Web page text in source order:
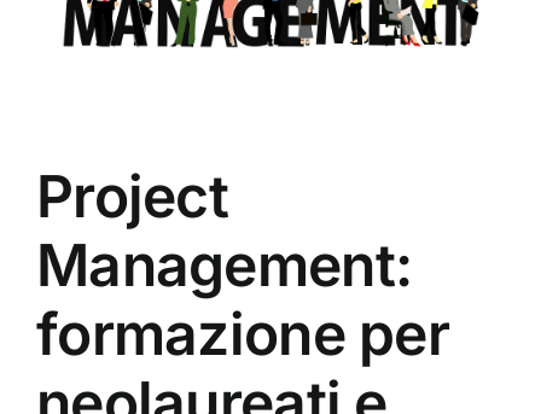
Project
Management:
formazione per